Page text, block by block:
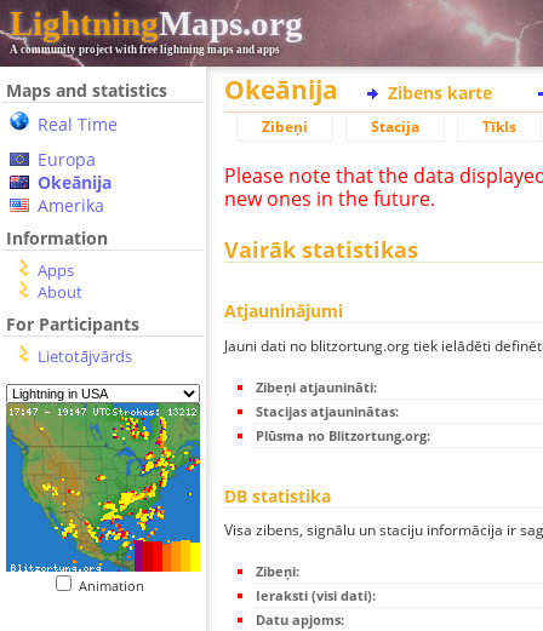
LightningMaps.org
A community project with free lightning maps and apps
Maps and statistics
Real Time
Europa
Okeānija
Amerika
Information
Apps
About
For Participants
Lietotājvārds
Animation
Okeānija Zibens karte
Zibeņi Stacija Tīkls
Please note that the data
new ones in the future.
Vairāk statistikas
Atjauninājumi
Jauni dati no blitzortung.org tiek ielādēti
Zibeņi atjaunināti:
Stacijas atjauninātas:
Plūsma no Blitzortung.org:
DB statistika
Visa zibens, signālu un staciju informācija ir
Zibeņi:
Ieraksti (visi dati):
Datu apjoms: